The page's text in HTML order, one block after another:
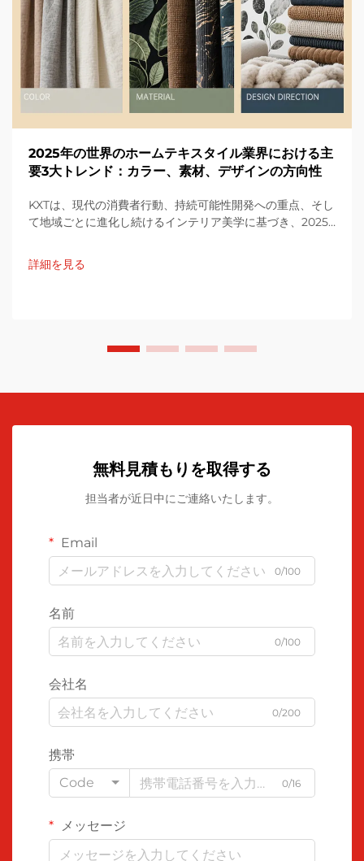
2025年の世界のホームテキスタイル業界における主
要3大トレンド：カラー、素材、デザインの方向性
KXTは、現代の消費者行動、持続可能性開発への重点、そし
て地域ごとに進化し続けるインテリア美学に基づき、2025
ドをカラー、素材、デザインの観点から整理しました。K...
詳細を見る
無料見積もりを取得する
担当者が近日中にご連絡いたします。
Email
0/100
名前
0/100
会社名
0/200
携帯
Code
0/16
メッセージ